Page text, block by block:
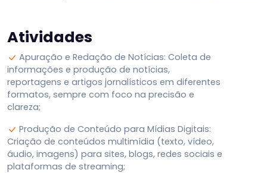
Atividades
Apuração e Redação de Notícias: Coleta de
informações e produção de notícias,
reportagens e artigos jornalísticos em diferentes
formatos, sempre com foco na precisão e
clareza;
Produção de Conteúdo para Mídias Digitais:
Criação de conteúdos multimídia (texto, vídeo,
áudio, imagens) para sites, blogs, redes sociais e
plataformas de streaming;